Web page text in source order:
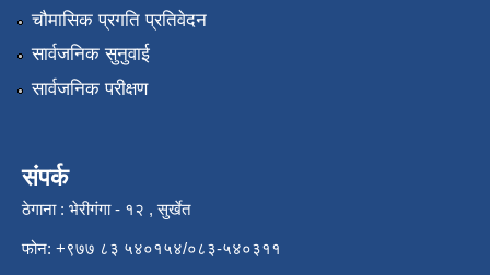
चौमासिक प्रगति प्रतिवेदन
सार्वजनिक सुनुवाई
सार्वजनिक परीक्षण
संपर्क
ठेगाना : भेरीगंगा - १२ , सुर्खेत
फोन: +९७७ ८३ ५४०१५४/०८३-५४०३११